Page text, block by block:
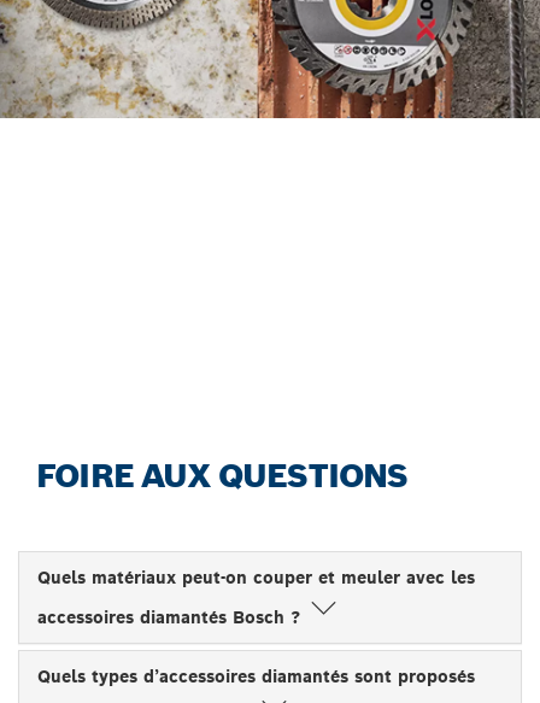
FOIRE AUX QUESTIONS
Quels matériaux peut-on couper et meuler avec les
accessoires diamantés Bosch ?
Quels types d’accessoires diamantés sont proposés